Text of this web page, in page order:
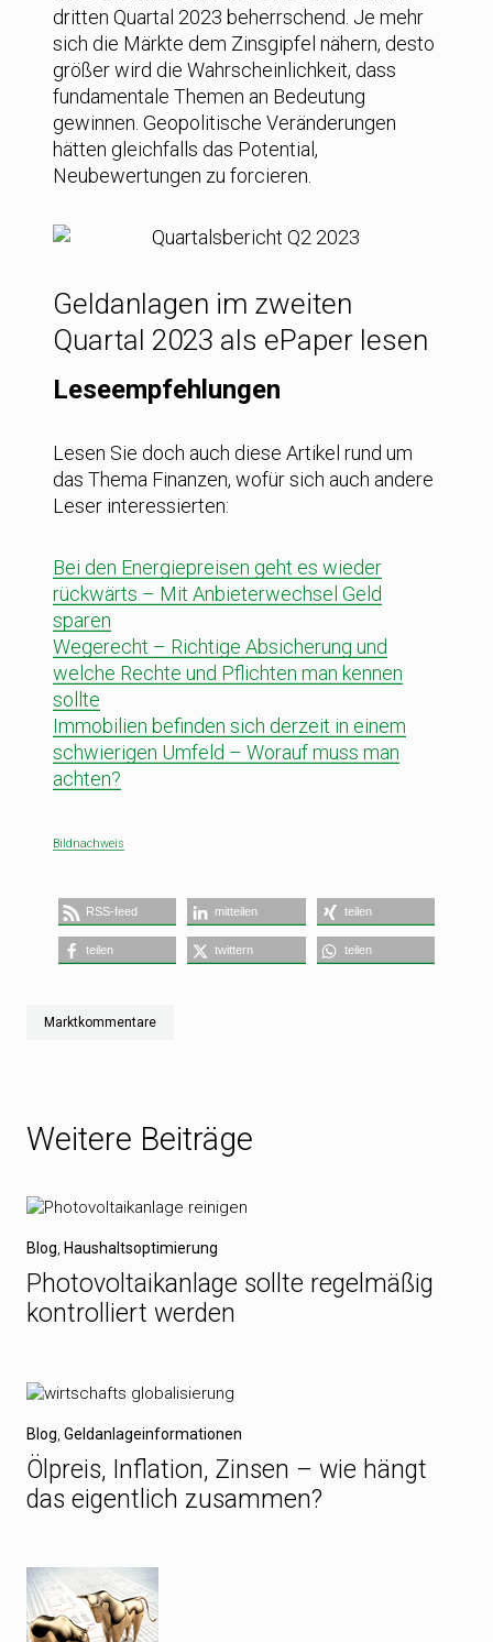
dritten Quartal 2023 beherrschend. Je mehr
sich die Märkte dem Zinsgipfel nähern, desto
größer wird die Wahrscheinlichkeit, dass
fundamentale Themen an Bedeutung
gewinnen. Geopolitische Veränderungen
hätten gleichfalls das Potential,
Neubewertungen zu forcieren.
Geldanlagen im zweiten
Quartal 2023 als ePaper lesen
Leseempfehlungen
Lesen Sie doch auch diese Artikel rund um
das Thema Finanzen, wofür sich auch andere
Leser interessierten:
Bei den Energiepreisen geht es wieder
rückwärts – Mit Anbieterwechsel Geld
sparen
Wegerecht – Richtige Absicherung und
welche Rechte und Pflichten man kennen
sollte
Immobilien befinden sich derzeit in einem
schwierigen Umfeld – Worauf muss man
achten?
Bildnachweis
RSS-feed mitteilen teilen
teilen twittern teilen
Marktkommentare
Weitere Beiträge
Blog Haushaltsoptimierung
Photovoltaikanlage sollte regelmäßig
kontrolliert werden
Blog Geldanlageinformationen
Ölpreis, Inflation, Zinsen – wie hängt
das eigentlich zusammen?